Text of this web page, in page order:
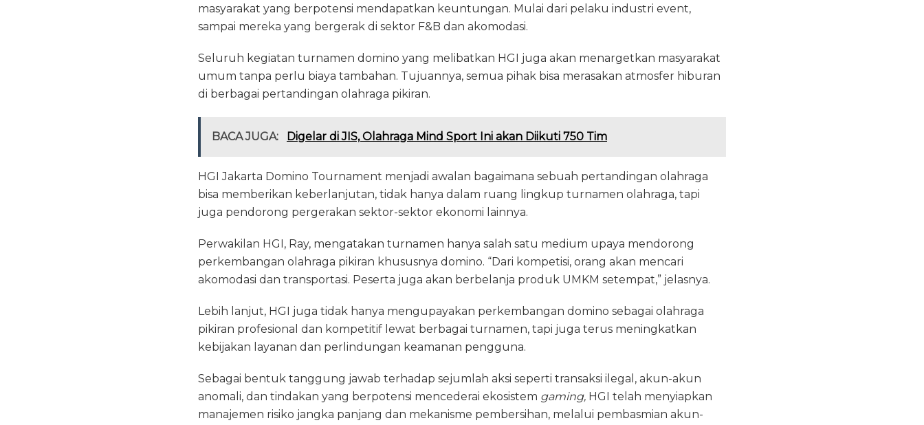
masyarakat yang berpotensi mendapatkan keuntungan. Mulai dari pelaku industri event,
sampai mereka yang bergerak di sektor F&B dan akomodasi.
Seluruh kegiatan turnamen domino yang melibatkan HGI juga akan menargetkan masyarakat
umum tanpa perlu biaya tambahan. Tujuannya, semua pihak bisa merasakan atmosfer hiburan
di berbagai pertandingan olahraga pikiran.
BACA JUGA: Digelar di JIS, Olahraga Mind Sport Ini akan Diikuti 750 Tim
HGI Jakarta Domino Tournament menjadi awalan bagaimana sebuah pertandingan olahraga
bisa memberikan keberlanjutan, tidak hanya dalam ruang lingkup turnamen olahraga, tapi
juga pendorong pergerakan sektor-sektor ekonomi lainnya.
Perwakilan HGI, Ray, mengatakan turnamen hanya salah satu medium upaya mendorong
perkembangan olahraga pikiran khususnya domino. “Dari kompetisi, orang akan mencari
akomodasi dan transportasi. Peserta juga akan berbelanja produk UMKM setempat,” jelasnya.
Lebih lanjut, HGI juga tidak hanya mengupayakan perkembangan domino sebagai olahraga
pikiran profesional dan kompetitif lewat berbagai turnamen, tapi juga terus meningkatkan
kebijakan layanan dan perlindungan keamanan pengguna.
Sebagai bentuk tanggung jawab terhadap sejumlah aksi seperti transaksi ilegal, akun-akun
anomali, dan tindakan yang berpotensi mencederai ekosistem gaming, HGI telah menyiapkan
manajemen risiko jangka panjang dan mekanisme pembersihan, melalui pembasmian akun-